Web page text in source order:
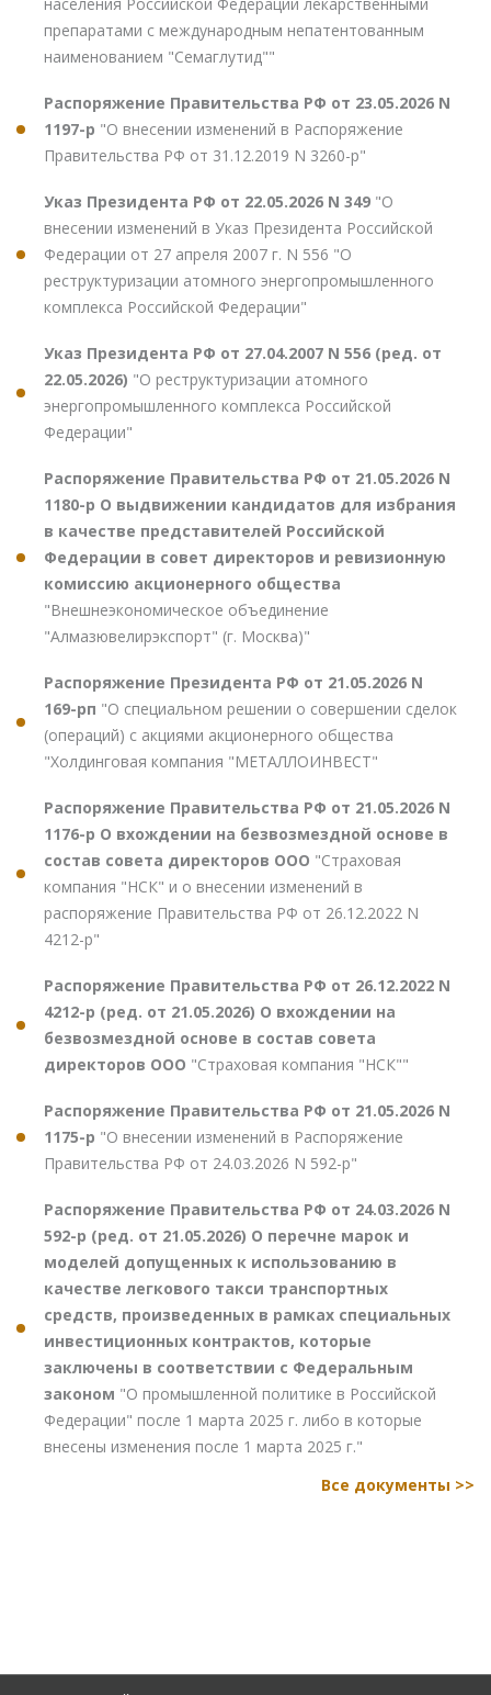
населения Российской Федерации лекарственными
препаратами с международным непатентованным
наименованием "Семаглутид""
Распоряжение Правительства РФ от 23.05.2026 N
1197-р "О внесении изменений в Распоряжение
Правительства РФ от 31.12.2019 N 3260-р"
Указ Президента РФ от 22.05.2026 N 349 "О
внесении изменений в Указ Президента Российской
Федерации от 27 апреля 2007 г. N 556 "О
реструктуризации атомного энергопромышленного
комплекса Российской Федерации"
Указ Президента РФ от 27.04.2007 N 556 (ред. от
22.05.2026) "О реструктуризации атомного
энергопромышленного комплекса Российской
Федерации"
Распоряжение Правительства РФ от 21.05.2026 N
1180-р О выдвижении кандидатов для избрания
в качестве представителей Российской
Федерации в совет директоров и ревизионную
комиссию акционерного общества
"Внешнеэкономическое объединение
"Алмазювелирэкспорт" (г. Москва)"
Распоряжение Президента РФ от 21.05.2026 N
169-рп "О специальном решении о совершении сделок
(операций) с акциями акционерного общества
"Холдинговая компания "МЕТАЛЛОИНВЕСТ"
Распоряжение Правительства РФ от 21.05.2026 N
1176-р О вхождении на безвозмездной основе в
состав совета директоров ООО "Страховая
компания "НСК" и о внесении изменений в
распоряжение Правительства РФ от 26.12.2022 N
4212-р"
Распоряжение Правительства РФ от 26.12.2022 N
4212-р (ред. от 21.05.2026) О вхождении на
безвозмездной основе в состав совета
директоров ООО "Страховая компания "НСК""
Распоряжение Правительства РФ от 21.05.2026 N
1175-р "О внесении изменений в Распоряжение
Правительства РФ от 24.03.2026 N 592-р"
Распоряжение Правительства РФ от 24.03.2026 N
592-р (ред. от 21.05.2026) О перечне марок и
моделей допущенных к использованию в
качестве легкового такси транспортных
средств, произведенных в рамках специальных
инвестиционных контрактов, которые
заключены в соответствии с Федеральным
законом "О промышленной политике в Российской
Федерации" после 1 марта 2025 г. либо в которые
внесены изменения после 1 марта 2025 г."
Все документы >>